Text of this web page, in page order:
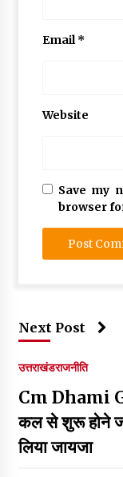
Email*
Website
Save my
browser
Next Post
उत्तराखंडराजनीति
Cm Dhami
कल से शुरू होने जा
लिया जायजा